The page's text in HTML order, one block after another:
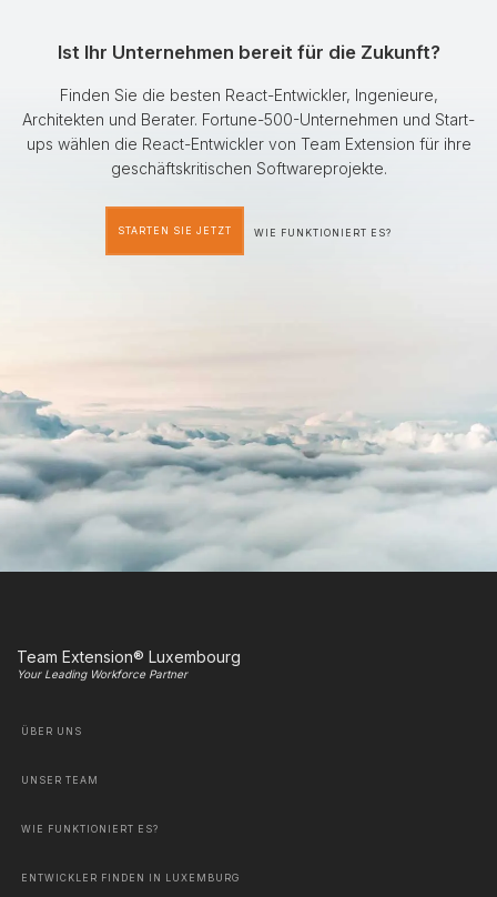
Ist Ihr Unternehmen bereit für die Zukunft?
Finden Sie die besten React-Entwickler, Ingenieure,
Architekten und Berater. Fortune-500-Unternehmen und Start-
ups wählen die React-Entwickler von Team Extension für ihre
geschäftskritischen Softwareprojekte.
STARTEN SIE JETZT WIE FUNKTIONIERT ES?
Team Extension® Luxembourg
Your Leading Workforce Partner
ÜBER UNS
UNSER TEAM
WIE FUNKTIONIERT ES?
ENTWICKLER FINDEN IN LUXEMBURG